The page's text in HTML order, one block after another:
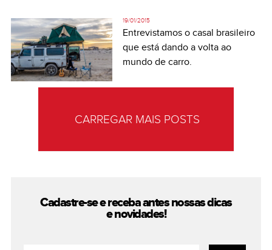
19/01/2015
Entrevistamos o casal brasileiro
que está dando a volta ao
mundo de carro.
CARREGAR MAIS POSTS
Cadastre-se e receba antes nossasdicas
e novidades!